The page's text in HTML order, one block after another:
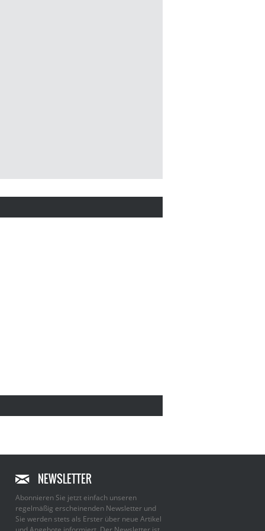
NEWSLETTER
Abonnieren Sie jetzt einfach unseren
regelmäßig erscheinenden Newsletter und
Sie werden stets als Erster über neue Artikel